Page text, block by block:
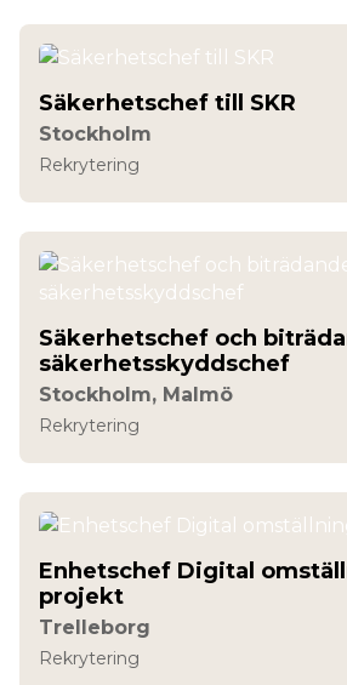
Säkerhetschef till SKR
Stockholm
Rekrytering
Säkerhetschef och
säkerhetsskyddschef
Stockholm, Malmö
Rekrytering
Enhetschef Digital
projekt
Trelleborg
Rekrytering